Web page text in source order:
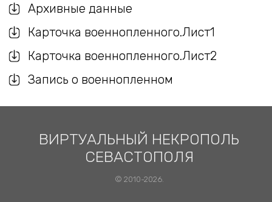
Архивные данные
Карточка военнопленного.Лист1
Карточка военнопленного.Лист2
Запись о военнопленном
ВИРТУАЛЬНЫЙ НЕКРОПОЛЬ
СЕВАСТОПОЛЯ
© 2010-2026.